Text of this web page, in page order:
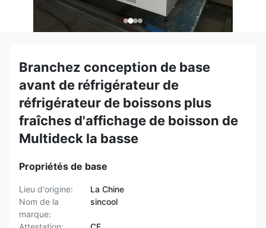
Branchez conception de base
avant de réfrigérateur de
réfrigérateur de boissons plus
fraîches d'affichage de boisson de
Multideck la basse
Propriétés de base
Lieu d'origine:
La Chine
Nom de la
marque:
sincool